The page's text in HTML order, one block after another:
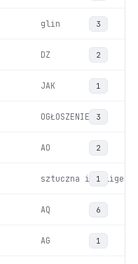
glin 3
DZ 2
JAK 1
OGŁOSZENIE 3
AO 2
sztuczna 1
AQ 6
AG 1